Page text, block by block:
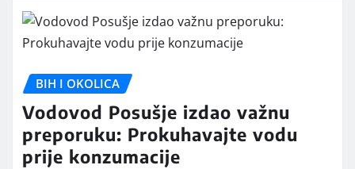
BIH I OKOLICA
Vodovod Posušje izdao važnu
preporuku: Prokuhavajte vodu
prije konzumacije